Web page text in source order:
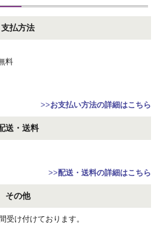
支払方法
料
>>お支払い方法の詳細はこちら
送・送料
>>配送・送料の詳細はこちら
その他
受け付けております。